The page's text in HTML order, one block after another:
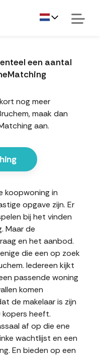
een aantal
nog meer
maak dan
aan.
koopwoning in
opgave zijn. Er
bij het vinden
Maar de
en het aanbod.
die een op zoek
Iedereen kijkt
passende woning
komen
de makelaar is zijn
heeft.
af op die ene
wachtlijst en een
En bieden op een